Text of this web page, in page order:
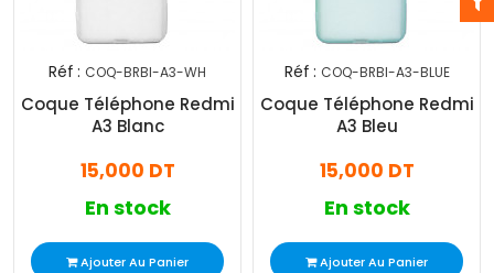
Réf : COQ-BRBI-A3-WH
Coque Téléphone Redmi
A3 Blanc
15,000 DT
En stock
Ajouter Au Panier
Réf : COQ-BRBI-A3-BLUE
Coque Téléphone Redmi
A3 Bleu
15,000 DT
En stock
Ajouter Au Panier